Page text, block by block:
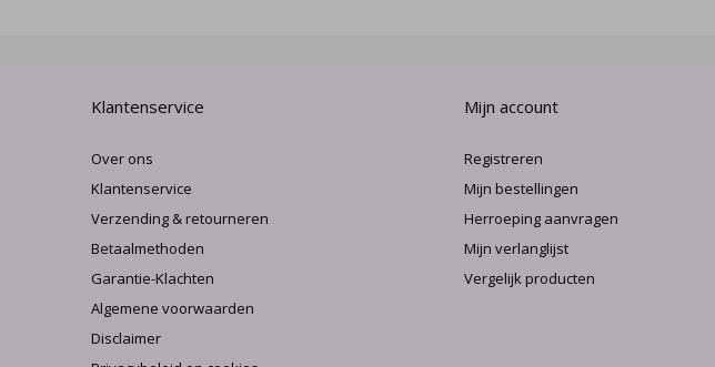
Klantenservice
Over ons
Klantenservice
Verzending & retourneren
Betaalmethoden
Garantie-Klachten
Algemene voorwaarden
Disclaimer
Mijn account
Registreren
Mijn bestellingen
Herroeping aanvragen
Mijn verlanglijst
Vergelijk producten